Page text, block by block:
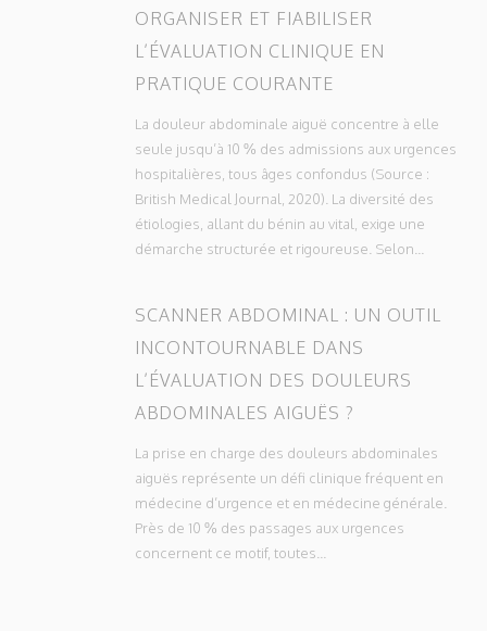
ORGANISER ET FIABILISER
L’ÉVALUATION CLINIQUE EN
PRATIQUE COURANTE
La douleur abdominale aiguë concentre à elle
seule jusqu’à 10 % des admissions aux urgences
hospitalières, tous âges confondus (Source :
British Medical Journal, 2020). La diversité des
étiologies, allant du bénin au vital, exige une
démarche structurée et rigoureuse. Selon...
SCANNER ABDOMINAL : UN OUTIL
INCONTOURNABLE DANS
L’ÉVALUATION DES DOULEURS
ABDOMINALES AIGUËS ?
La prise en charge des douleurs abdominales
aiguës représente un défi clinique fréquent en
médecine d’urgence et en médecine générale.
Près de 10 % des passages aux urgences
concernent ce motif, toutes...